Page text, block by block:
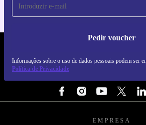
Pedir voucher
Informações sobre o uso de dados pessoais podem ser
Política de Privacidade
EMPRESA